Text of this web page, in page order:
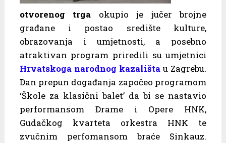
otvorenog trga okupio je jučer brojne
građane i postao središte kulture,
obrazovanja i umjetnosti, a posebno
atraktivan program priredili su umjetnici
Hrvatskoga narodnog kazališta u Zagrebu.
Dan prepun događanja započeo programom
‘Škole za klasični balet’ da bi se nastavio
performansom Drame i Opere HNK,
Gudačkog kvarteta orkestra HNK te
zvučnim perfomansom braće Sinkauz.